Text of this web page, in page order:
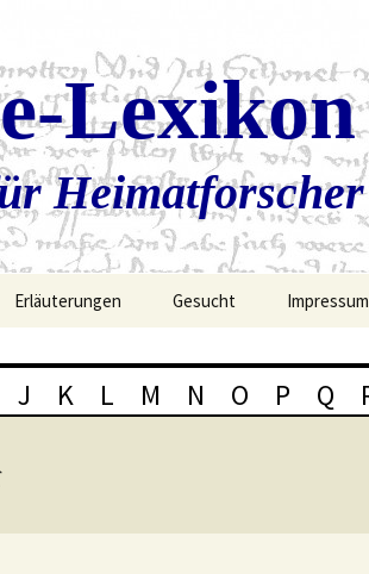
Lexikon
Erläuterungen Gesucht Impressum
J K L M N O P Q